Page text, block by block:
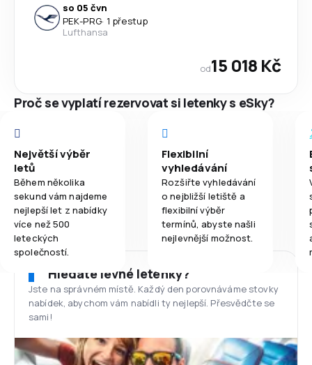
so 05 čvn
PEK-PRG· 1 přestup
Lufthansa
od15 018 Kč
Proč se vyplatí rezervovat si letenky s eSky?
Největší výběr
letů
Během několika
sekund vám najdeme
nejlepší let z nabídky
více než 500
leteckých
společností.
Flexibilní
vyhledávání
Rozšiřte vyhledávání
o nejbližší letiště a
flexibilní výběr
termínů, abyste našli
nejlevnější možnost.
Hledáte levné letenky?
Jste na správném místě. Každý den porovnáváme stovky
nabídek, abychom vám nabídli ty nejlepší. Přesvědčte se
sami!